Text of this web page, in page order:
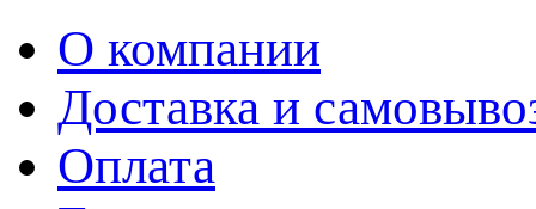
О компании
Доставка и
Оплата